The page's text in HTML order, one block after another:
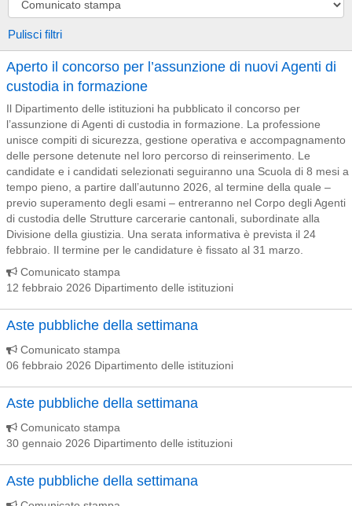
Pulisci filtri
Aperto il concorso per l’assunzione di nuovi Agenti di
custodia in formazione
Il Dipartimento delle istituzioni ha pubblicato il concorso per
l’assunzione di Agenti di custodia in formazione. La professione
unisce compiti di sicurezza, gestione operativa e accompagnamento
delle persone detenute nel loro percorso di reinserimento. Le
candidate e i candidati selezionati seguiranno una Scuola di 8 mesi a
tempo pieno, a partire dall’autunno 2026, al termine della quale –
previo superamento degli esami – entreranno nel Corpo degli Agenti
di custodia delle Strutture carcerarie cantonali, subordinate alla
Divisione della giustizia. Una serata informativa è prevista il 24
febbraio. Il termine per le candidature è fissato al 31 marzo.
Comunicato stampa
12 febbraio 2026 Dipartimento delle istituzioni
Aste pubbliche della settimana
Comunicato stampa
06 febbraio 2026 Dipartimento delle istituzioni
Aste pubbliche della settimana
Comunicato stampa
30 gennaio 2026 Dipartimento delle istituzioni
Aste pubbliche della settimana